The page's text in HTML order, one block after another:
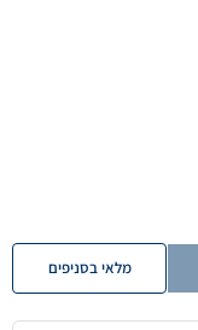
מלאי בסניפים